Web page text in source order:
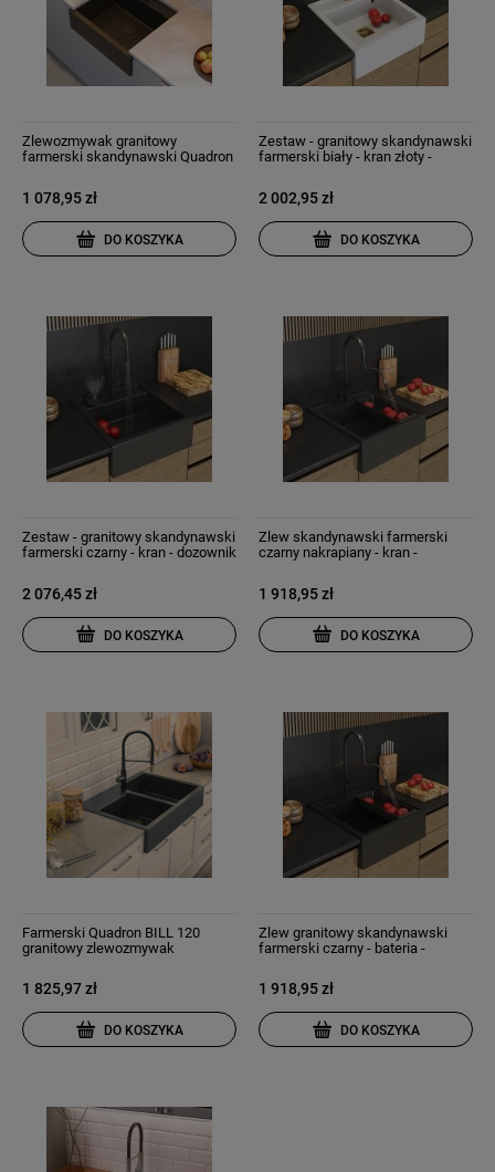
Zlewozmywak granitowy
farmerski skandynawski Quadron
1 078,95 zł
DO KOSZYKA
Zestaw - granitowy skandynawski
farmerski biały - kran złoty -
2 002,95 zł
DO KOSZYKA
Zestaw - granitowy skandynawski
farmerski czarny - kran - dozownik
2 076,45 zł
DO KOSZYKA
Zlew skandynawski farmerski
czarny nakrapiany - kran -
1 918,95 zł
DO KOSZYKA
Farmerski Quadron BILL 120
granitowy zlewozmywak
1 825,97 zł
DO KOSZYKA
Zlew granitowy skandynawski
farmerski czarny - bateria -
1 918,95 zł
DO KOSZYKA